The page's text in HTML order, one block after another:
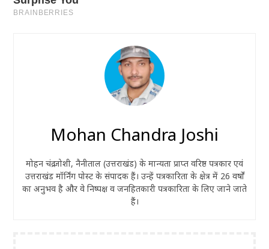
Mohan Chandra Joshi
मोहन चंद्र जोशी, नैनीताल (उत्तराखंड) के मान्यता प्राप्त वरिष्ठ पत्रकार एवं
उत्तराखंड मॉर्निंग पोस्ट के संपादक हैं। उन्हें पत्रकारिता के क्षेत्र में 26 वर्षों
का अनुभव है और वे निष्पक्ष व जनहितकारी पत्रकारिता के लिए जाने जाते
हैं।